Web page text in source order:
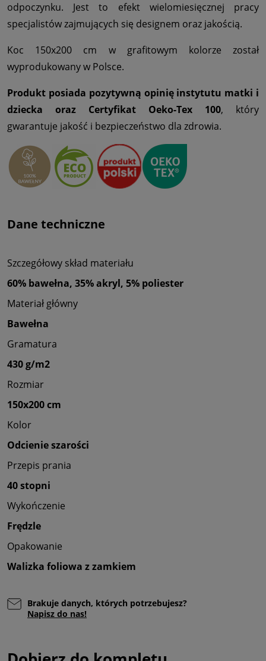
odpoczynku. Jest to efekt wielomiesięcznej pracy
specjalistów zajmujących się designem oraz jakością.
Koc 150x200 cm w grafitowym kolorze został
wyprodukowany w Polsce.
Produkt posiada pozytywną opinię instytutu matki i
dziecka oraz Certyfikat Oeko-Tex 100, który
gwarantuje jakość i bezpieczeństwo dla zdrowia.
Dane techniczne
Szczegółowy skład materiału
60% bawełna, 35% akryl, 5% poliester
Materiał główny
Bawełna
Gramatura
430 g/m2
Rozmiar
150x200 cm
Kolor
Odcienie szarości
Przepis prania
40 stopni
Wykończenie
Frędzle
Opakowanie
Walizka foliowa z zamkiem
Brakuje danych, których potrzebujesz?
Napisz do nas!